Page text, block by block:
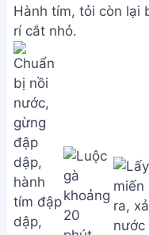
Hành tím, tỏi còn lại
rí cắt nhỏ.